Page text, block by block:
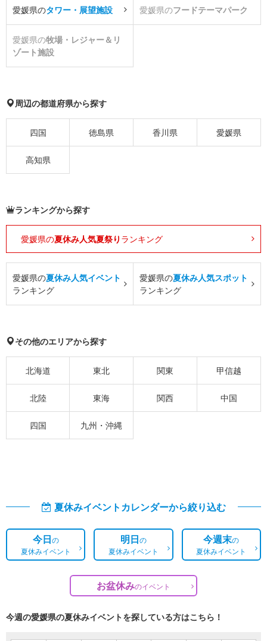
愛媛県のタワー・展望施設 愛媛県のフードテーマパーク
愛媛県の牧場・レジャー＆リ
ゾート施設
周辺の都道府県から探す
四国 徳島県 香川県 愛媛県
高知県
ランキングから探す
愛媛県の夏休み人気夏祭り ランキング
愛媛県の夏休み人気イベント
ランキング
愛媛県の夏休み人気スポット
ランキング
その他のエリアから探す
北海道 東北 関東 甲信越
北陸 東海 関西 中国
四国 九州・沖縄
夏休みイベントカレンダーから絞り込む
今日の
夏休みイベント
明日の
夏休みイベント
今週末の
夏休みイベント
お盆休みのイベント
今週の愛媛県の夏休みイベントを探している方はこちら！